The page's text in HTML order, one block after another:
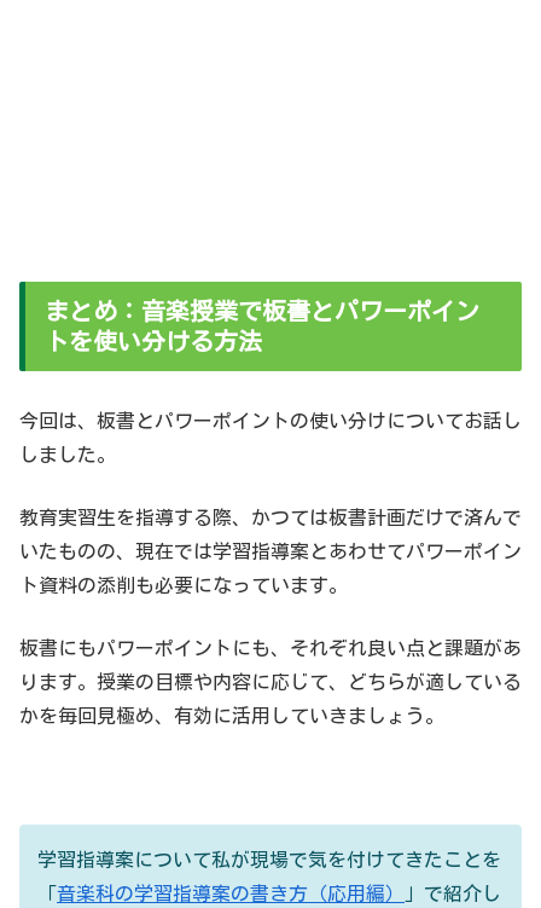
まとめ：音楽授業で板書とパワーポイン
トを使い分ける方法
今回は、板書とパワーポイントの使い分けについてお話し
しました。
教育実習生を指導する際、かつては板書計画だけで済んで
いたものの、現在では学習指導案とあわせてパワーポイン
ト資料の添削も必要になっています。
板書にもパワーポイントにも、それぞれ良い点と課題があ
ります。授業の目標や内容に応じて、どちらが適している
かを毎回見極め、有効に活用していきましょう。
学習指導案について私が現場で気を付けてきたことを
「音楽科の学習指導案の書き方（応用編） 」で紹介し